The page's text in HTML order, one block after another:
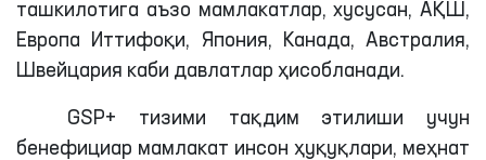
ташкилотига аъзо мамлакатлар, хусусан, АҚШ,
Европа Иттифоқи, Япония, Канада, Австралия,
Швейцария каби давлатлар ҳисобланади.
GSP+ тизими тақдим этилиши учун
бенефициар мамлакат инсон ҳуқуқлари, меҳнат